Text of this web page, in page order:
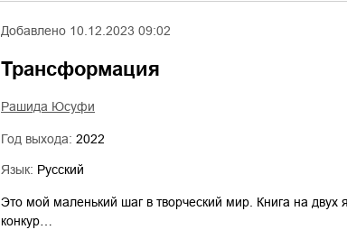
Добавлено 10.12.2023 09:02
Трансформация
Рашида Юсуфи
Год выхода: 2022
Язык: Русский
Это мой маленький шаг в творческий мир. Книга на двух
конкур…